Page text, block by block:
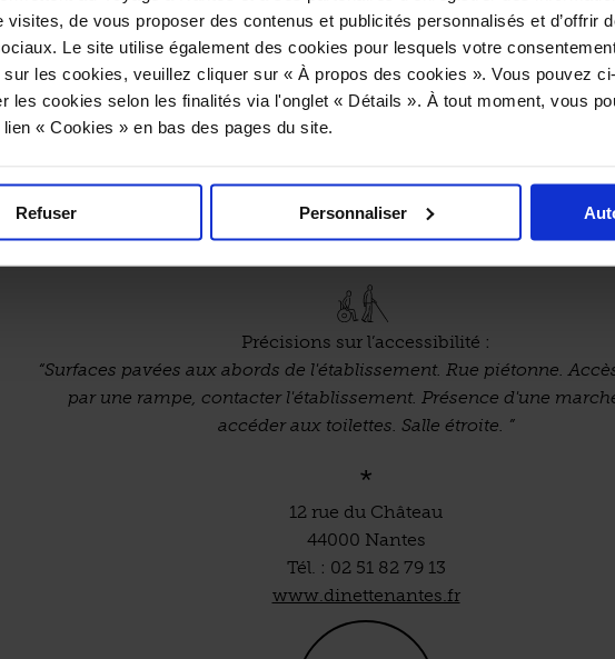
visites, de vous proposer des contenus et publicités personnalisés et d’offrir
Le site utilise également des cookies pour lesquels votre
sur les cookies, veuillez cliquer sur « À propos des cookies ». Vous pouvez
les cookies selon les finalités via l'onglet « Détails ». À tout moment, vous
« Cookies » en bas des pages du site.
Refuser Personnaliser
Midi :LMMJVSD/ 14,50 € / 21 €
Soir :LMM JVSD
Carte des plats mini-maxi : 8,50 € / 14 €
Brunch : le samedi et le dimanche (26,50€)
Accès à la salle pour les personnes à mobilité réduite.
(source : établissement)
Précisions sur l’accessibilité :
“Surfaces pavées aux abords de l'établissement. Rue piétonne.
par une rampe, contacter l'établissement. Présence d'une
accéder aux toilettes. Salle étroite. ”
*
12 rue du Château
44000 Nantes
Tél. : 02 51 82 79 13
www.dinettenantes.fr